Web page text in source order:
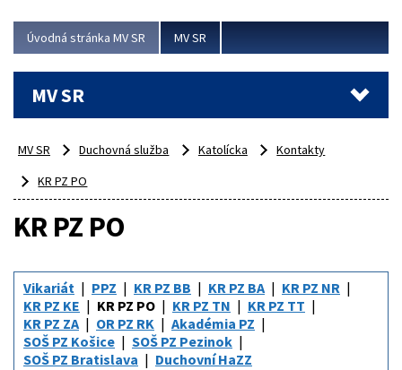
Úvodná stránka MV SR MV SR
MV SR
MV SR Duchovná služba Katolícka
Kontakty
KR PZ PO
KR PZ PO
Vikariát PPZ KR PZ BB KR PZ BA
KR PZ NR
KR PZ KE
KR PZ PO KR PZ TN
KR PZ TT
KR PZ ZA
OR PZ RK
Akadémia PZ
SOŠ PZ Košice
SOŠ PZ Pezinok
SOŠ PZ Bratislava
Duchovní HaZZ